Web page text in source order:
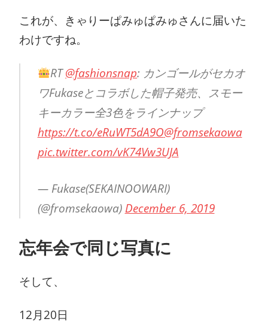
これが、きゃりーぱみゅぱみゅさんに届いた
わけですね。
RT@fashionsnap: カンゴールがセカオ
ワFukaseとコラボした帽子発売、スモー
キーカラー全3色をラインナップ
https://t.co/eRuWT5dA9O@fromsekaowa
pic.twitter.com/vK74Vw3UJA
— Fukase(SEKAINOOWARI)
(@fromsekaowa) December 6, 2019
忘年会で同じ写真に
そして、
12月20日